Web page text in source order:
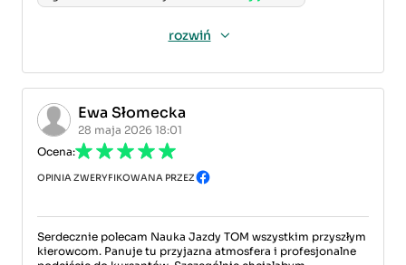
rozwiń
Ewa Słomecka
28 maja 2026 18:01
Ocena:
OPINIA ZWERYFIKOWANA PRZEZ
Serdecznie polecam Nauka Jazdy TOM wszystkim przyszłym
kierowcom. Panuje tu przyjazna atmosfera i profesjonalne